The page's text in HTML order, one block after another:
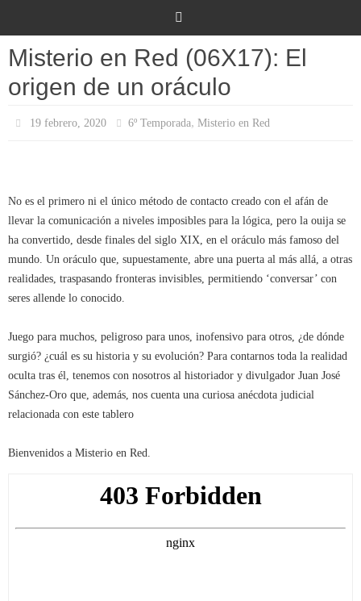
contenido
Misterio en Red (06X17): El
origen de un oráculo
19 febrero, 2020 6º Temporada, Misterio en Red
No es el primero ni el único método de contacto creado con el afán de
llevar la comunicación a niveles imposibles para la lógica, pero la ouija se
ha convertido, desde finales del siglo XIX, en el oráculo más famoso del
mundo. Un oráculo que, supuestamente, abre una puerta al más allá, a otras
realidades, traspasando fronteras invisibles, permitiendo ‘conversar’ con
seres allende lo conocido.
Juego para muchos, peligroso para unos, inofensivo para otros, ¿de dónde
surgió? ¿cuál es su historia y su evolución? Para contarnos toda la realidad
oculta tras él, tenemos con nosotros al historiador y divulgador Juan José
Sánchez-Oro que, además, nos cuenta una curiosa anécdota judicial
relacionada con este tablero
Bienvenidos a Misterio en Red.